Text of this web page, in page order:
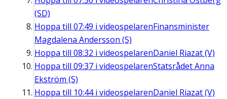
(SD)
Hoppa till 07:49 i videospelarenFinansminister
Magdalena Andersson (S)
Hoppa till 08:32 i videospelarenDaniel Riazat (V)
Hoppa till 09:37 i videospelarenStatsrådet Anna
Ekström (S)
Hoppa till 10:44i videospelarenDaniel Riazat (V)